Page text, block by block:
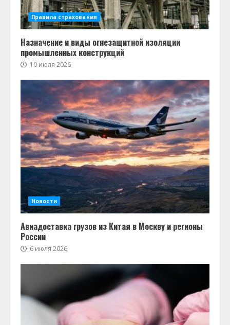
Правила страхования
Назначение и виды огнезащитной изоляции
промышленных конструкций
10 июля 2026
Новости
Авиадоставка грузов из Китая в Москву и регионы
России
6 июля 2026